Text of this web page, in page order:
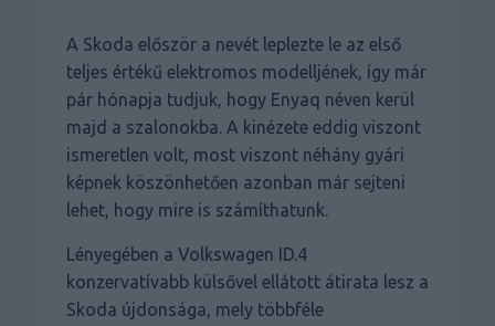
A Skoda először a nevét leplezte le az első
teljes értékű elektromos modelljének, így már
pár hónapja tudjuk, hogy Enyaq néven kerül
majd a szalonokba. A kinézete eddig viszont
ismeretlen volt, most viszont néhány gyári
képnek köszönhetően azonban már sejteni
lehet, hogy mire is számíthatunk.
Lényegében a Volkswagen ID.4
konzervatívabb külsővel ellátott átirata lesz a
Skoda újdonsága, mely többféle